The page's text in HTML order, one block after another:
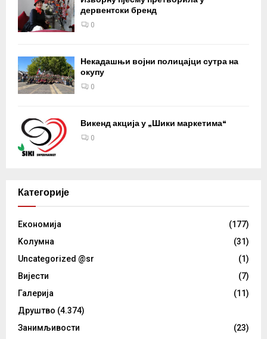
дервентски бренд
0
Некадашњи војни полицајци сутра на
окупу
0
Викенд акција у „Шики маркетима“
0
Категорије
Eкономија
(177)
Kолумнa
(31)
Uncategorized @sr
(1)
Вијести
(7)
Галерија
(11)
Друштво (4.374)
Занимљивости
(23)